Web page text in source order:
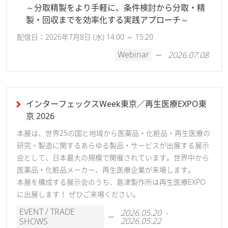
～分取精製をより手軽に、条件検討から分取・精
製・回収までを効率化する実践アプローチ～
配信日：2026年7月8日 (水) 14:00 ～ 15:20
Webinar 2026.07.08
インターフェックスWeek東京／再生医療EXPO東
京 2026
本展は、世界25の国と地域から医薬品・化粧品・再生医療の
研究・製造に関するあらゆる製品・サービスが出展する展示
会として、日本最大の規模で開催されています。世界中から
医薬品・化粧品メーカー、再生医療企業が来場します。
本展を構成する展示会のうち、島津製作所は再生医療EXPO
に出展します！ ぜひご来場ください。
EVENT / TRADE
SHOWS
2026.05.20 -
2026.05.22